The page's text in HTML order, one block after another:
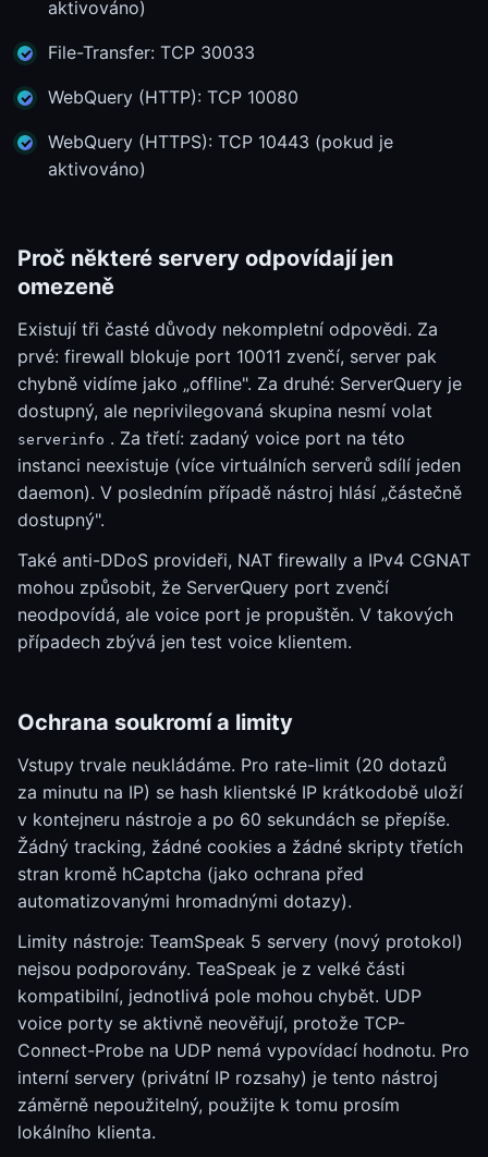
aktivováno)
File-Transfer: TCP 30033
WebQuery (HTTP): TCP 10080
WebQuery (HTTPS): TCP 10443 (pokud je
aktivováno)
Proč některé servery odpovídají jen
omezeně
Existují tři časté důvody nekompletní odpovědi. Za
prvé: firewall blokuje port 10011 zvenčí, server pak
chybně vidíme jako „offline". Za druhé: ServerQuery je
dostupný, ale neprivilegovaná skupina nesmí volat
serverinfo . Za třetí: zadaný voice port na této
instanci neexistuje (více virtuálních serverů sdílí jeden
daemon). V posledním případě nástroj hlásí „částečně
dostupný".
Také anti-DDoS provideři, NAT firewally a IPv4 CGNAT
mohou způsobit, že ServerQuery port zvenčí
neodpovídá, ale voice port je propuštěn. V takových
případech zbývá jen test voice klientem.
Ochrana soukromí a limity
Vstupy trvale neukládáme. Pro rate-limit (20 dotazů
za minutu na IP) se hash klientské IP krátkodobě uloží
v kontejneru nástroje a po 60 sekundách se přepíše.
Žádný tracking, žádné cookies a žádné skripty třetích
stran kromě hCaptcha (jako ochrana před
automatizovanými hromadnými dotazy).
Limity nástroje: TeamSpeak 5 servery (nový protokol)
nejsou podporovány. TeaSpeak je z velké části
kompatibilní, jednotlivá pole mohou chybět. UDP
voice porty se aktivně neověřují, protože TCP-
Connect-Probe na UDP nemá vypovídací hodnotu. Pro
interní servery (privátní IP rozsahy) je tento nástroj
záměrně nepoužitelný, použijte k tomu prosím
lokálního klienta.